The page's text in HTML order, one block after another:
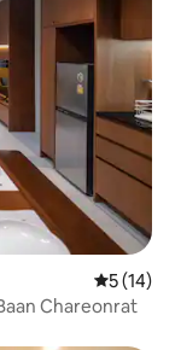
55 (14)
Chareonrat